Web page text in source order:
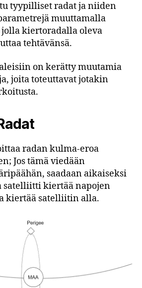
tyypilliset radat ja niiden
muuttamalla
jolla kiertoradalla oleva
tehtävänsä.
on kerätty muutamia
joita toteuttavat jotakin
radan kulma-eroa
Jos tämä viedään
saadaan aikaiseksi
satelliitti kiertää napojen
kiertää satelliitin alla.